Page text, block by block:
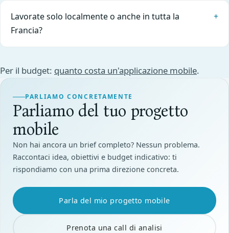
Lavorate solo localmente o anche in tutta la
Francia?
Per il budget: quanto costa un'applicazione mobile.
PARLIAMO CONCRETAMENTE
Parliamo del tuo progetto
mobile
Non hai ancora un brief completo? Nessun problema.
Raccontaci idea, obiettivi e budget indicativo: ti
rispondiamo con una prima direzione concreta.
Parla del mio progetto mobile
Prenota una call di analisi